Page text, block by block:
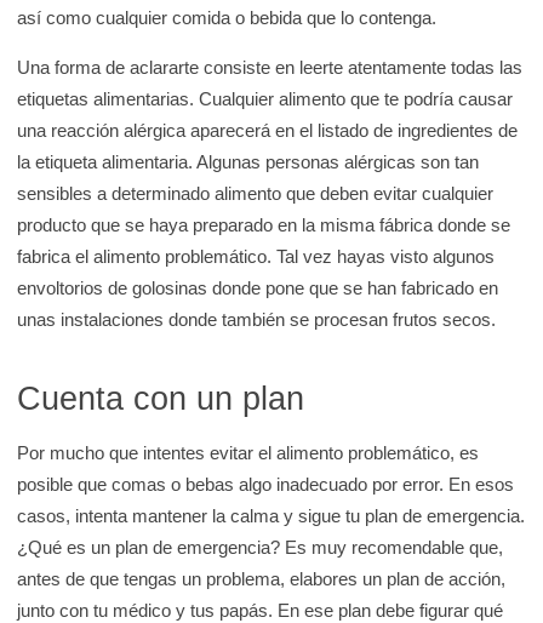
así como cualquier comida o bebida que lo contenga.
Una forma de aclararte consiste en leerte atentamente todas las
etiquetas alimentarias. Cualquier alimento que te podría causar
una reacción alérgica aparecerá en el listado de ingredientes de
la etiqueta alimentaria. Algunas personas alérgicas son tan
sensibles a determinado alimento que deben evitar cualquier
producto que se haya preparado en la misma fábrica donde se
fabrica el alimento problemático. Tal vez hayas visto algunos
envoltorios de golosinas donde pone que se han fabricado en
unas instalaciones donde también se procesan frutos secos.
Cuenta con un plan
Por mucho que intentes evitar el alimento problemático, es
posible que comas o bebas algo inadecuado por error. En esos
casos, intenta mantener la calma y sigue tu plan de emergencia.
¿Qué es un plan de emergencia? Es muy recomendable que,
antes de que tengas un problema, elabores un plan de acción,
junto con tu médico y tus papás. En ese plan debe figurar qué